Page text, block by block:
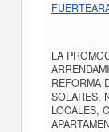
LA
REFORMA
SOLARES,
LOCALES,